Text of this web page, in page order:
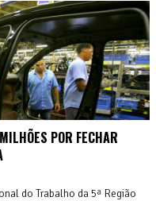
POR FECHAR
do Trabalho da 5ª Região